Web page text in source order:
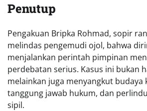
Penutup
Pengakuan Bripka Rohmad, sopir
melindas pengemudi ojol, bahwa
menjalankan perintah pimpinan
perdebatan serius. Kasus ini bukan
melainkan juga menyangkut budaya
tanggung jawab hukum, dan
sipil.